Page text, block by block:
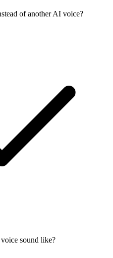
of another AI voice?
sound like?